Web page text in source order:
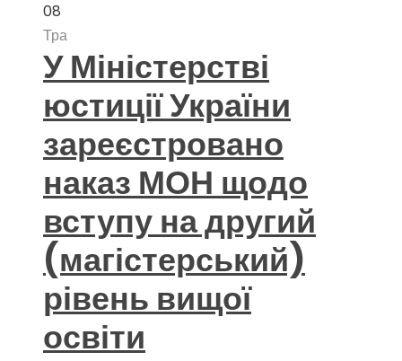
08
Тра
У Міністерстві
юстиції України
зареєстровано
наказ МОН щодо
вступу на другий
(магістерський)
рівень вищої
освіти